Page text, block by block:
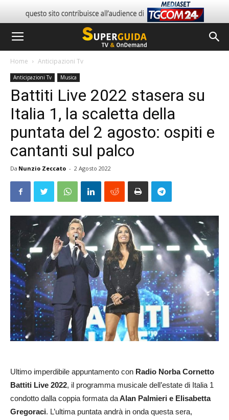
Home Anticipazioni Tv
Anticipazioni Tv Musica
Battiti Live 2022 stasera su
Italia 1, la scaletta della
puntata del 2 agosto: ospiti e
cantanti sul palco
Da Nunzio Zeccato - 2 Agosto 2022
Ultimo imperdibile appuntamento con Radio Norba Cornetto
Battiti Live 2022, il programma musicale dell’estate di Italia 1
condotto dalla coppia formata daAlan Palmieri e Elisabetta
Gregoraci. L’ultima puntata andrà in onda questa sera,